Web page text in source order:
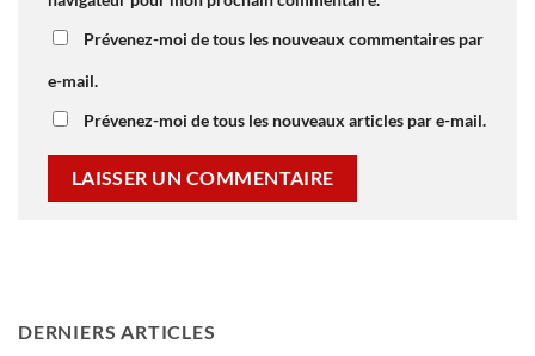
Prévenez-moi de tous les nouveaux commentaires par
e-mail.
Prévenez-moi de tous les nouveaux articles par e-mail.
DERNIERS ARTICLES